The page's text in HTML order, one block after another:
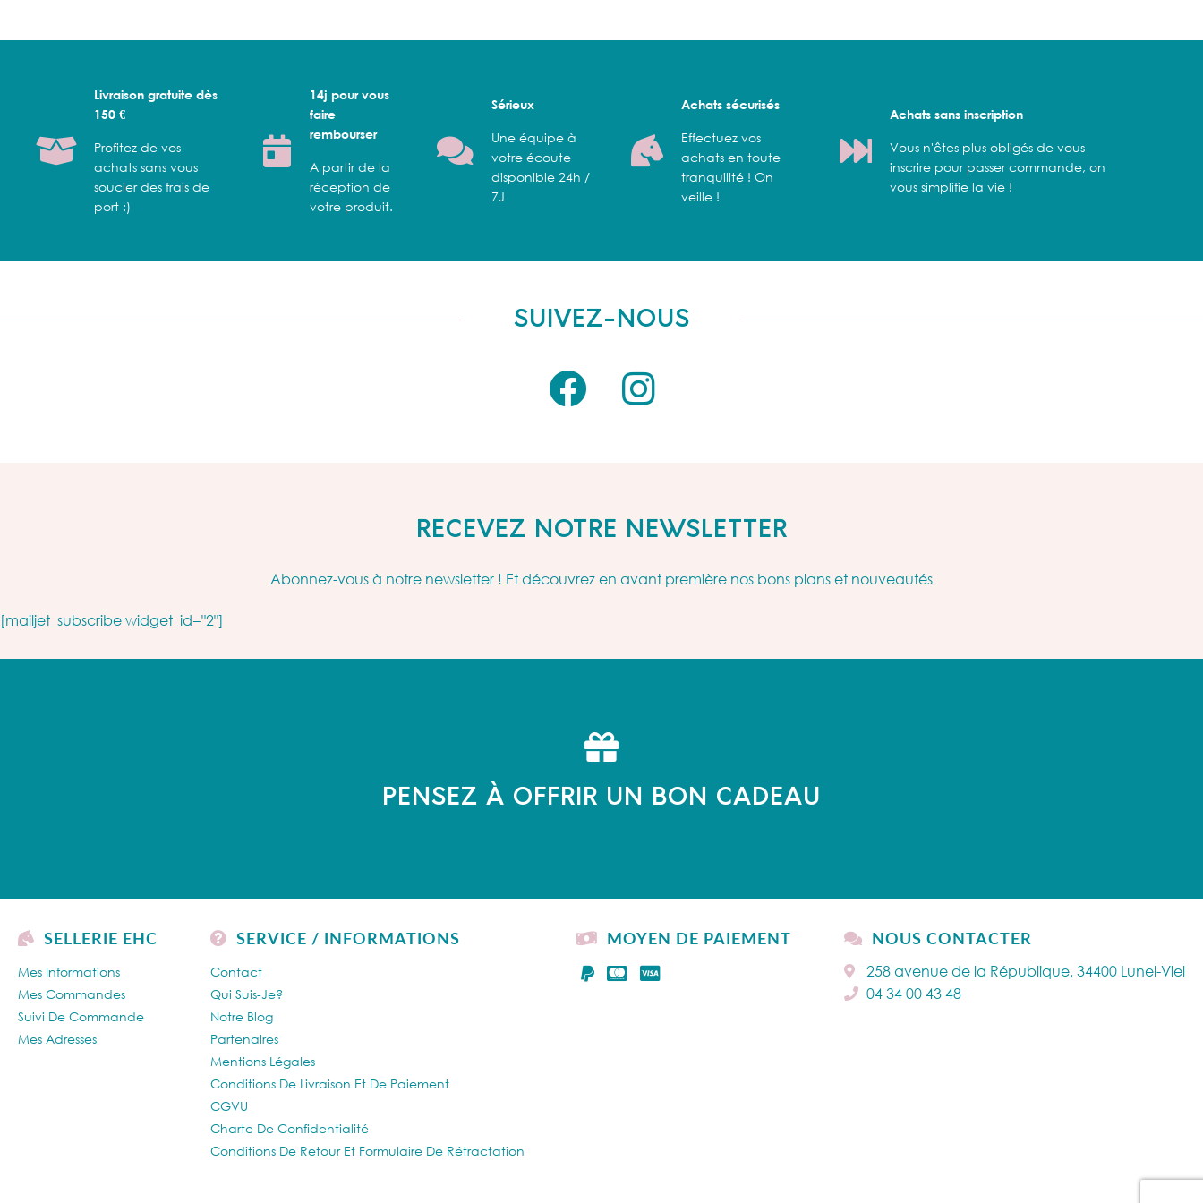
Livraison gratuite dès
150 €
Profitez de vos
achats sans vous
soucier des frais de
port :)
14j pour vous
faire
rembourser
A partir de la
réception de
votre produit.
Sérieux
Une équipe à
votre écoute
disponible 24h /
7J
Achats sécurisés
Effectuez vos
achats en toute
tranquilité ! On
veille !
Achats sans inscription
Vous n'êtes plus obligés de vous
inscrire pour passer commande, on
vous simplifie la vie !
SUIVEZ-NOUS
RECEVEZ NOTRE NEWSLETTER
Abonnez-vous à notre newsletter ! Et découvrez en avant première nos bons plans et nouveautés
[mailjet_subscribe widget_id="2"]
PENSEZ À OFFRIR UN BON CADEAU
SELLERIE EHC
Mes Informations
Mes Commandes
Suivi De Commande
Mes Adresses
SERVICE / INFORMATIONS
Contact
Qui Suis-Je?
Notre Blog
Partenaires
Mentions Légales
Conditions De Livraison Et De Paiement
CGVU
Charte De Confidentialité
Conditions De Retour Et Formulaire De Rétractation
MOYEN DE PAIEMENT NOUS CONTACTER
258 avenue de la République, 34400 Lunel-Viel
04 34 00 43 48